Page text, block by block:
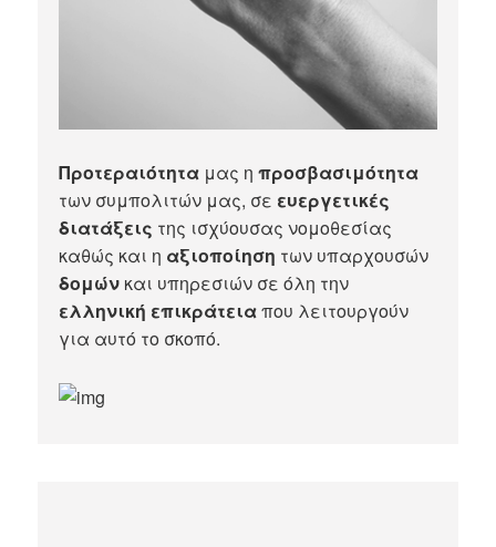
Προτεραιότητα μας ηπροσβασιμότητα
των συμπολιτών μας, σε ευεργετικές
διατάξεις της ισχύουσας νομοθεσίας
καθώς και η αξιοποίηση των υπαρχουσών
δομών και υπηρεσιών σε όλη την
ελληνική επικράτειαπου λειτουργούν
για αυτό το σκοπό.​